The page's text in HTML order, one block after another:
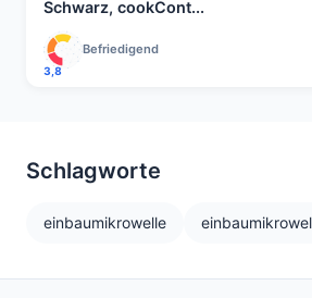
Schwarz, cookCont...
3,8
Befriedigend
Schlagworte
einbaumikrowelle